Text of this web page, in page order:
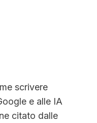
scrivere
e alle IA
citato dalle